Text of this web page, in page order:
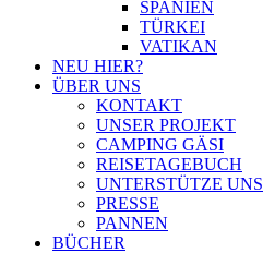
SPANIEN
TÜRKEI
VATIKAN
NEU HIER?
ÜBER UNS
KONTAKT
UNSER PROJEKT
CAMPING GÄSI
REISETAGEBUCH
UNTERSTÜTZE UNS
PRESSE
PANNEN
BÜCHER